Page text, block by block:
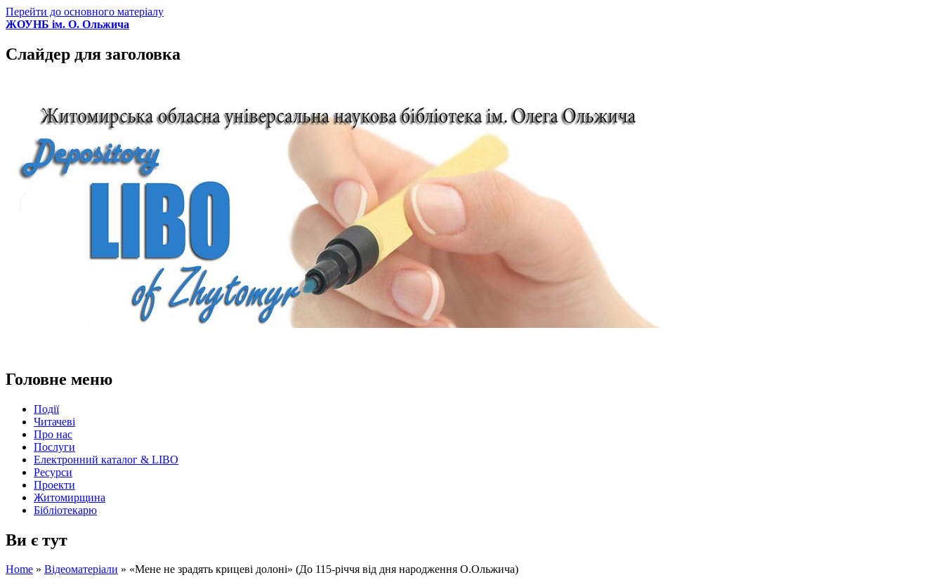
Перейти до основного матеріалу
ЖОУНБ ім. О. Ольжича
Слайдер для заголовка
Головне меню
Події
Читачеві
Про нас
Послуги
Електронний каталог & LIBO
Ресурси
Проекти
Житомирщина
Бібліотекарю
Ви є тут
Home » Відеоматеріали » «Мене не зрадять крицеві долоні» (До 115-річчя від дня народження О.Ольжича)